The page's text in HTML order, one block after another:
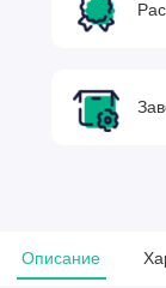
Описание